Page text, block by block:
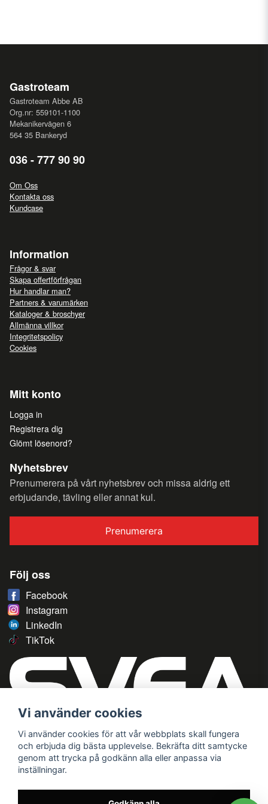
Gastroteam
Gastroteam Abbe AB
Org.nr: 559101-1100
Mekanikervägen 6
564 35 Bankeryd
036 - 777 90 90
Om Oss
Kontakta oss
Kundcase
Information
Frågor & svar
Skapa offertförfrågan
Hur handlar man?
Partners & varumärken
Kataloger & broschyer
Allmänna villkor
Integritetspolicy
Cookies
Mitt konto
Logga in
Registrera dig
Glömt lösenord?
Nyhetsbrev
Prenumerera på vårt nyhetsbrev och missa aldrig ett
erbjudande, tävling eller annat kul.
Prenumerera
Följ oss
Facebook
Instagram
LinkedIn
TikTok
Vi använder cookies
Vi använder cookies för att vår webbplats skall fungera
och erbjuda dig bästa upplevelse. Bekräfta ditt samtycke
genom att trycka på godkänn alla eller anpassa via
inställningar.